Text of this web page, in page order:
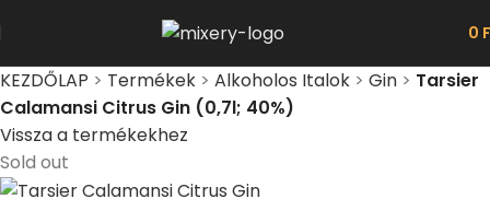
0
KEZDŐLAP > Termékek > Alkoholos Italok > Gin > Tarsier
Calamansi Citrus Gin (0,7l; 40%)
Vissza a termékekhez
Sold out